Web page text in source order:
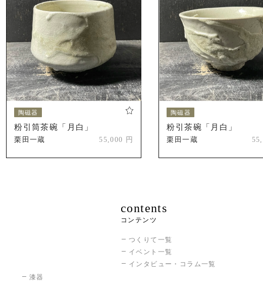
陶磁器
粉引筒茶碗「月白」
栗田一蔵 55,000 円
陶磁器
粉引茶碗「月白」
栗田一蔵
漆器
contents
コンテンツ
つくりて一覧
イベント一覧
インタビュー・コラム一覧